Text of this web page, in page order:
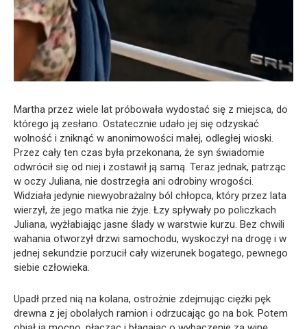
Martha przez wiele lat próbowała wydostać się z miejsca, do
którego ją zesłano. Ostatecznie udało jej się odzyskać
wolność i zniknąć w anonimowości małej, odległej wioski.
Przez cały ten czas była przekonana, że syn świadomie
odwrócił się od niej i zostawił ją samą. Teraz jednak, patrząc
w oczy Juliana, nie dostrzegła ani odrobiny wrogości.
Widziała jedynie niewyobrażalny ból chłopca, który przez lata
wierzył, że jego matka nie żyje. Łzy spływały po policzkach
Juliana, wyżłabiając jasne ślady w warstwie kurzu. Bez chwili
wahania otworzył drzwi samochodu, wyskoczył na drogę i w
jednej sekundzie porzucił cały wizerunek bogatego, pewnego
siebie człowieka.
Upadł przed nią na kolana, ostrożnie zdejmując ciężki pęk
drewna z jej obolałych ramion i odrzucając go na bok. Potem